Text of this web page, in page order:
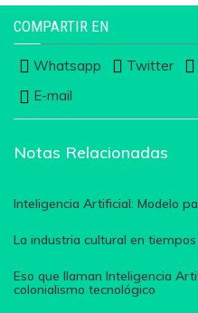
COMPARTIR EN
Whatsapp Twitter
E-mail
Notas Relacionadas
Inteligencia Artificial: Modelo
La industria cultural en
Eso que llaman Inteligencia
colonialismo tecnológico